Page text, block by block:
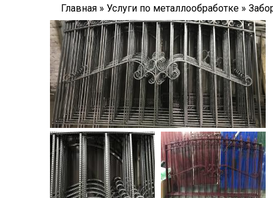
Строка
навигации
Главная Услуги по металлообработке